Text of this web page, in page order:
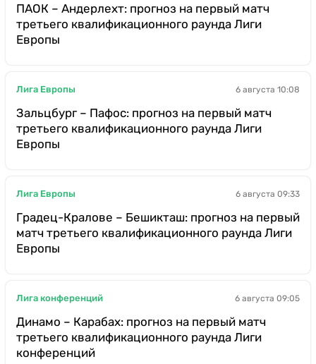
ПАОК – Андерлехт: прогноз на первый матч
третьего квалификационного раунда Лиги
Европы
Лига Европы 6 августа 10:08
Зальцбург – Пафос: прогноз на первый матч
третьего квалификационного раунда Лиги
Европы
Лига Европы 6 августа 09:33
Градец-Кралове – Бешикташ: прогноз на первый
матч третьего квалификационного раунда Лиги
Европы
Лига конференций 6 августа 09:05
Динамо – Карабах: прогноз на первый матч
третьего квалификационного раунда Лиги
конференций